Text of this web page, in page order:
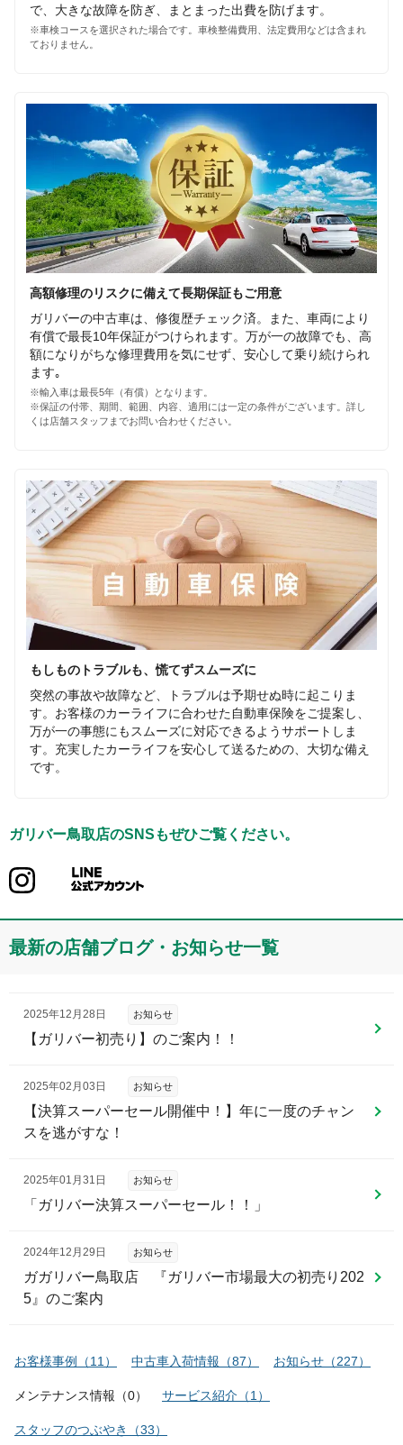
で、大きな故障を防ぎ、まとまった出費を防げます。
※車検コースを選択された場合です。車検整備費用、法定費用などは含まれ
ておりません。
高額修理のリスクに備えて長期保証もご用意
ガリバーの中古車は、修復歴チェック済。また、車両により
有償で最長10年保証がつけられます。万が一の故障でも、高
額になりがちな修理費用を気にせず、安心して乗り続けられ
ます｡
※輸入車は最長5年（有償）となります。
※保証の付帯、期間、範囲、内容、適用には一定の条件がございます。詳し
くは店舗スタッフまでお問い合わせください。
もしものトラブルも、慌てずスムーズに
突然の事故や故障など、トラブルは予期せぬ時に起こりま
す。お客様のカーライフに合わせた自動車保険をご提案し、
万が一の事態にもスムーズに対応できるようサポートしま
す。充実したカーライフを安心して送るための、大切な備え
です。
ガリバー鳥取店のSNSもぜひご覧ください。
最新の店舗ブログ・お知らせ一覧
2025年12月28日 お知らせ
【ガリバー初売り】のご案内！！
2025年02月03日 お知らせ
【決算スーパーセール開催中！】年に一度のチャン
スを逃がすな！
2025年01月31日 お知らせ
「ガリバー決算スーパーセール！！」
2024年12月29日 お知らせ
ガガリバー鳥取店 『ガリバー市場最大の初売り202
5』のご案内
お客様事例 （11 ） 中古車入荷情報 （87） お知らせ （227）
メンテナンス情報 （0） サービス紹介 （1 ）
スタッフのつぶやき （33）